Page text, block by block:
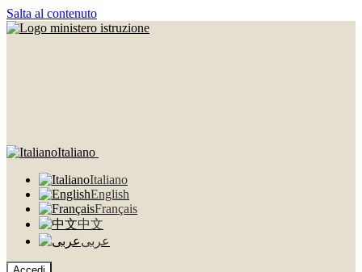
Salta al contenuto
Italiano
Italiano
English
Français
中文
عربى